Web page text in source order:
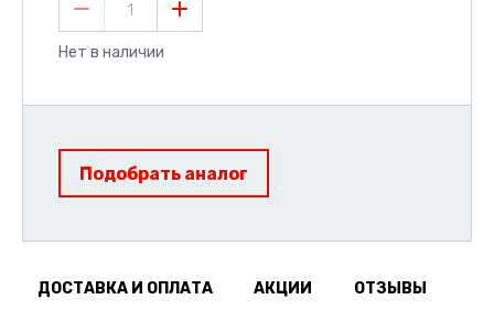
1
Нет в наличии
Подобрать аналог
ДОСТАВКА И ОПЛАТА АКЦИИ ОТЗЫВЫ